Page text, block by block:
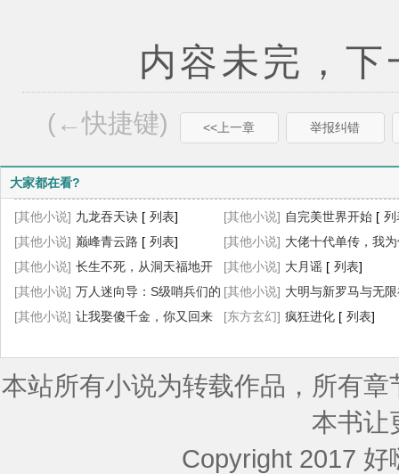
内容未完，下
(←快捷键) <<上一章 举报纠错
大家都在看?
[其他小说] 九龙吞天诀 [ 列表] [其他小说] 自完美世界开始 [ 列
[其他小说] 巅峰青云路 [ 列表] [其他小说] 大佬十代单传，我
胎生四宝[ 列表]
[其他小说] 长生不死，从洞天福地开
始[ 列表]
[其他小说] 大月谣 [ 列表]
[其他小说] 万人迷向导：S级哨兵们的
菟丝花[ 列表]
[其他小说] 大明与新罗马与无
[ 列表]
[其他小说] 让我娶傻千金，你又回来
[东方玄幻] 疯狂进化 [ 列表]
本站所有小说为转载作品，所有
本书让
Copyright 2017